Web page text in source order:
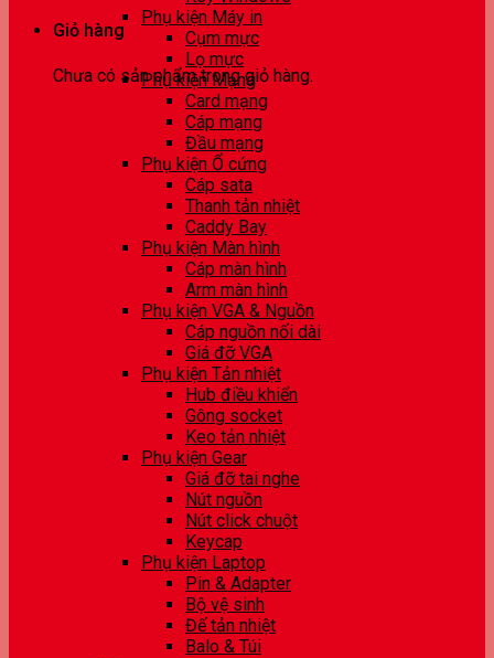
Giỏ hàng
Chưa có sản phẩm trong giỏ hàng.
Phụ kiện Máy in
Cụm mực
Lọ mực
Phụ kiện Mạng
Card mạng
Cáp mạng
Đầu mạng
Phụ kiện Ổ cứng
Cáp sata
Thanh tản nhiệt
Caddy Bay
Phụ kiện Màn hình
Cáp màn hình
Arm màn hình
Phụ kiện VGA & Nguồn
Cáp nguồn nối dài
Giá đỡ VGA
Phụ kiện Tản nhiệt
Hub điều khiển
Gông socket
Keo tản nhiệt
Phụ kiện Gear
Giá đỡ tai nghe
Nút nguồn
Nút click chuột
Keycap
Phụ kiện Laptop
Pin & Adapter
Bộ vệ sinh
Đế tản nhiệt
Balo & Túi